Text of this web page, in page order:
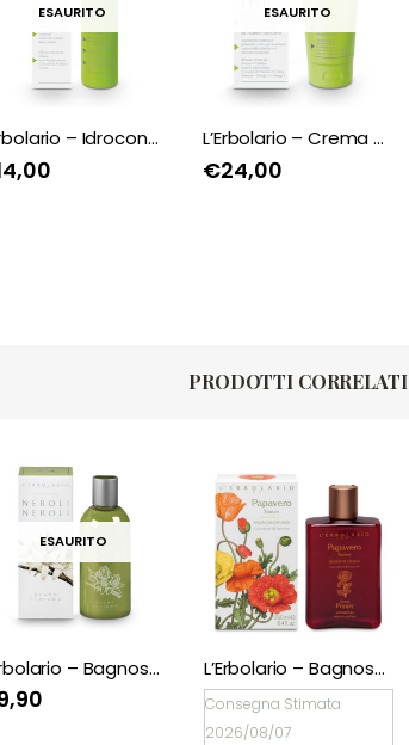
ESAURITO
L’Erbolario – Idroconcentrato per bagno e idromassaggio Ananas Cell
ESAURITO
L’Erbolario – Crema Pancia e Fianchi Superattiva Ananas Cell
€24,00
PRODOTTI CORRELATI
L’Erbolario – Bagnoschiuma Papavero Soave
Stimata
L’Erbolario – Bagnoschiuma Patchouly
Consegna Stimata
2026/08/07